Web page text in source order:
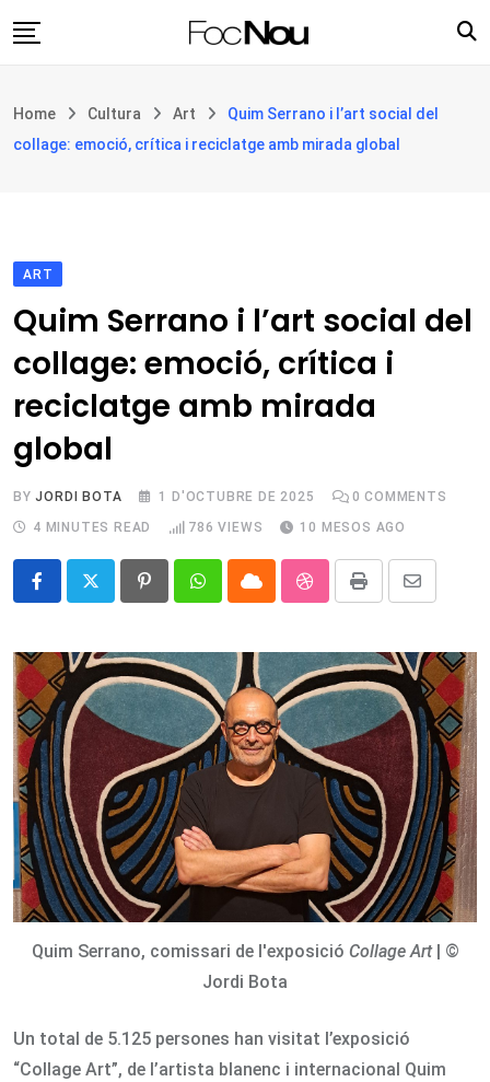
to
Filosofia i teologia
Botiga
Home Cultura Art
Quim Serrano i l’art social del
collage: emoció, crítica i reciclatge amb mirada global
ART
Quim Serrano i l’art social del
collage: emoció, crítica i
reciclatge amb mirada
global
BYJORDI BOTA 1 D'OCTUBRE DE 2025 0 COMMENTS
4 MINUTES READ
786 VIEWS 10 MESOS AGO
PinterestWhatsappCloud StumbleUpon
Print
Share
Email
Quim Serrano, comissari de l'exposició Collage Art| ©
Jordi Bota
Un total de 5.125 persones han visitat l’exposició
“Collage Art”, de l’artista blanenc i internacional Quim